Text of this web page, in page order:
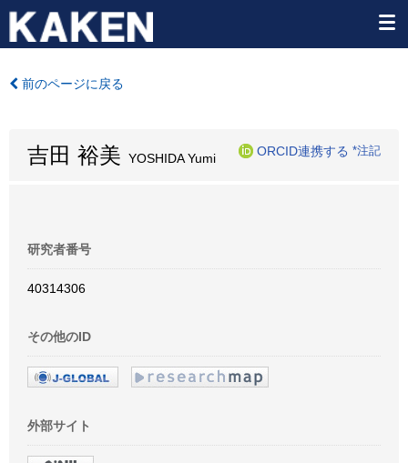
前のページに戻る
吉田 裕美 YOSHIDA Yumi
ORCID連携する *注記
研究者番号
40314306
その他のID
外部サイト